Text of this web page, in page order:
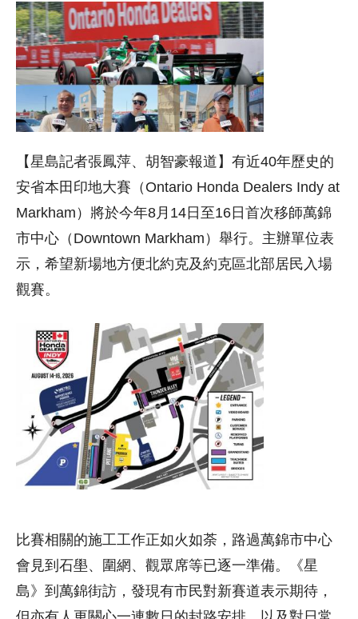
【星島記者張鳳萍、胡智豪報道】有近40年歷史的
安省本田印地大賽（Ontario Honda Dealers Indy at
Markham）將於今年8月14日至16日首次移師萬錦
市中心（Downtown Markham）舉行。主辦單位表
示，希望新場地方便北約克及約克區北部居民入場
觀賽。
比賽相關的施工工作正如火如荼，路過萬錦市中心
會見到石壆、圍網、觀眾席等已逐一準備。《星
島》到萬錦街訪，發現有市民對新賽道表示期待，